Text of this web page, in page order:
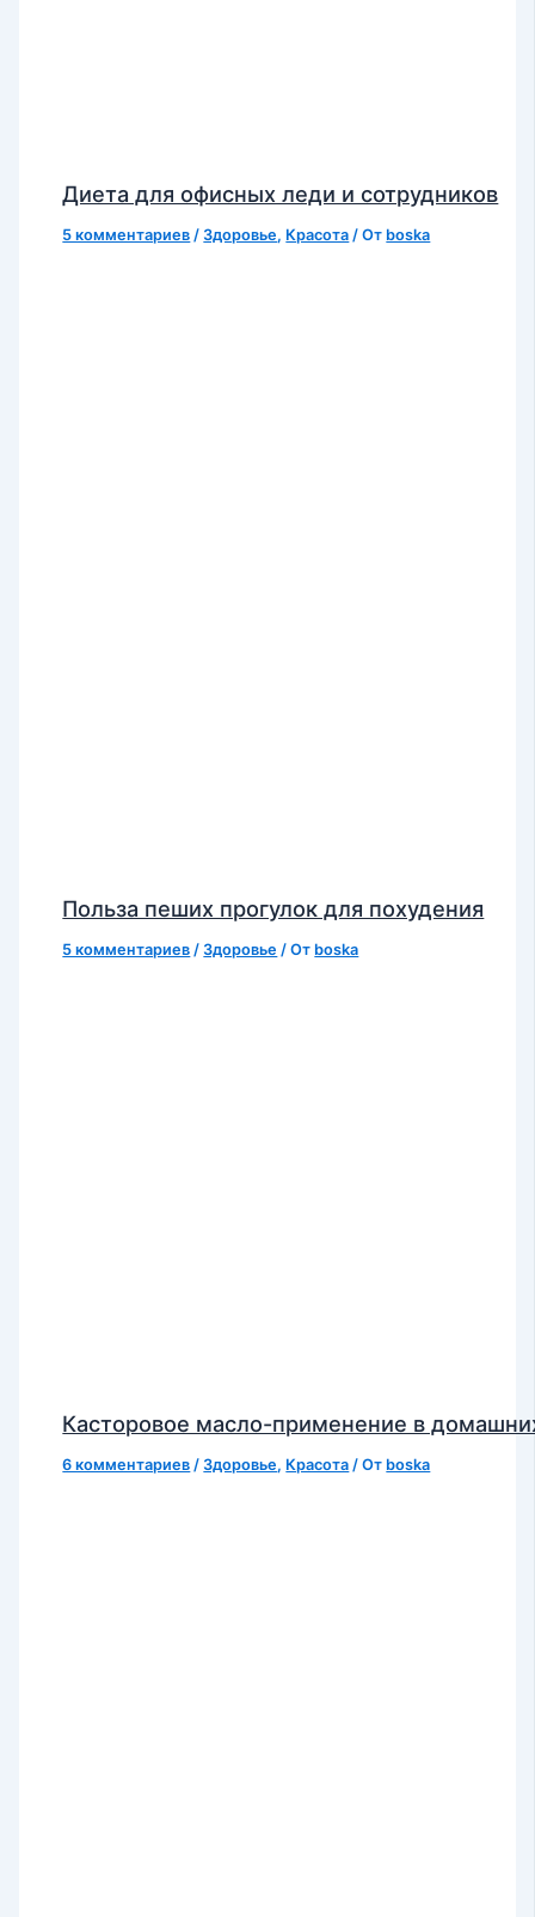
Диета для офисных леди и сотрудников
5 комментариев /Здоровье, Красота / От boska
Польза пеших прогулок для похудения
5 комментариев /Здоровье / От boska
Касторовое масло-применение в
6 комментариев /Здоровье, Красота / От boska